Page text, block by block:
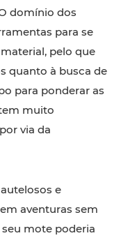
domínio dos
para se
pelo que
quanto à busca de
para ponderar as
muito
via da
e
aventuras sem
mote poderia